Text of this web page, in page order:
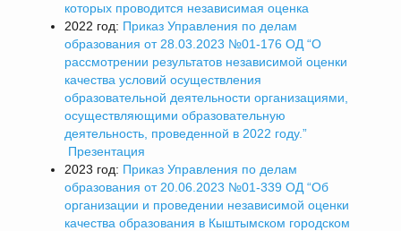
которых проводится независимая оценка
2022 год: Приказ Управления по делам
образования от 28.03.2023 №01-176 ОД “О
рассмотрении результатов независимой оценки
качества условий осуществления
образовательной деятельности организациями,
осуществляющими образовательную
деятельность, проведенной в 2022 году.”
Презентация
2023 год: Приказ Управления по делам
образования от 20.06.2023 №01-339 ОД “Об
организации и проведении независимой оценки
качества образования в Кыштымском городском